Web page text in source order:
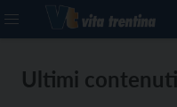
Ultimi